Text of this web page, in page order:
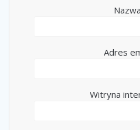
Nazwa
Adres
Witryna